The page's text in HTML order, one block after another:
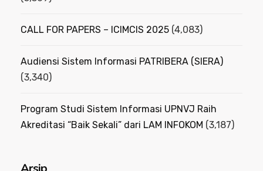
CALL FOR PAPERS – ICIMCIS 2025 (4,083)
Audiensi Sistem Informasi PATRIBERA (SIERA)
(3,340)
Program Studi Sistem Informasi UPNVJ Raih
Akreditasi “Baik Sekali” dari LAM INFOKOM (3,187)